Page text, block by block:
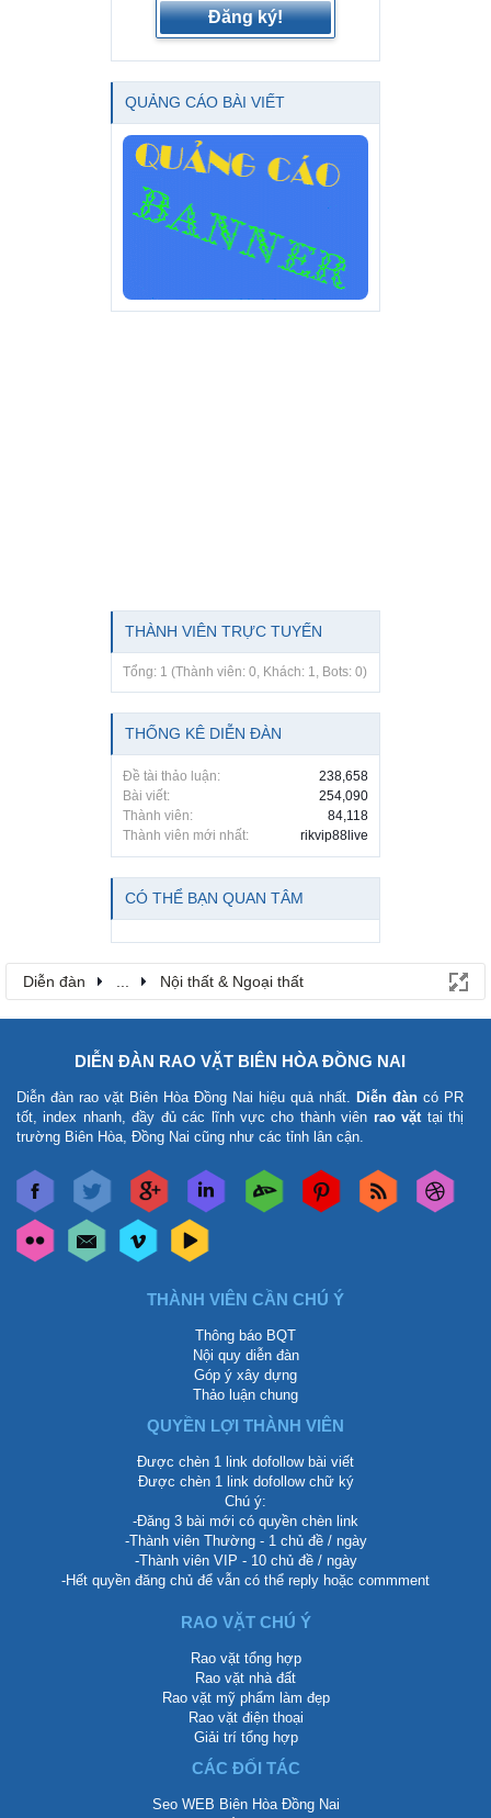
Đăng ký!
QUẢNG CÁO BÀI VIẾT
THÀNH VIÊN TRỰC TUYẾN
Tổng: 1 (Thành viên: 0, Khách: 1, Bots: 0)
THỐNG KÊ DIỄN ĐÀN
Đề tài thảo luận:
238,658
Bài viết:
254,090
Thành viên:
84,118
Thành viên mới nhất:
rikvip88live
CÓ THỂ BẠN QUAN TÂM
Diễn đàn Nội thất & Ngoại thất
DIỄN ĐÀN RAO VẶT BIÊN HÒA ĐỒNG NAI
Diễn đàn rao vặt Biên Hòa Đồng Nai hiệu quả nhất. Diễn đàn có PR
tốt, index nhanh, đầy đủ các lĩnh vực cho thành viên rao vặt tại thị
trường Biên Hòa, Đồng Nai cũng như các tỉnh lân cận.
THÀNH VIÊN CẦN CHÚ Ý
Thông báo BQT
Nội quy diễn đàn
Góp ý xây dựng
Thảo luận chung
QUYỀN LỢI THÀNH VIÊN
Được chèn 1 link dofollow bài viết
Được chèn 1 link dofollow chữ ký
Chú ý:
-Đăng 3 bài mới có quyền chèn link
-Thành viên Thường - 1 chủ đề / ngày
-Thành viên VIP - 10 chủ đề / ngày
-Hết quyền đăng chủ để vẫn có thể reply hoặc commment
RAO VẶT CHÚ Ý
Rao vặt tổng hợp
Rao vặt nhà đất
Rao vặt mỹ phẩm làm đẹp
Rao vặt điện thoại
Giải trí tổng hợp
CÁC ĐỐI TÁC
Seo WEB Biên Hòa Đồng Nai